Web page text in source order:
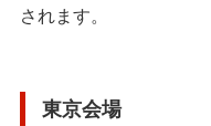
されます。
東京会場